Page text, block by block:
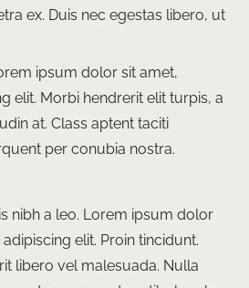
ex. Duis nec egestas libero, ut
ipsum dolor sit amet,
elit. Morbi hendrerit elit turpis, a
at. Class aptent taciti
per conubia nostra.
nibh a leo. Lorem ipsum dolor
elit. Proin tincidunt.
libero vel malesuada. Nulla